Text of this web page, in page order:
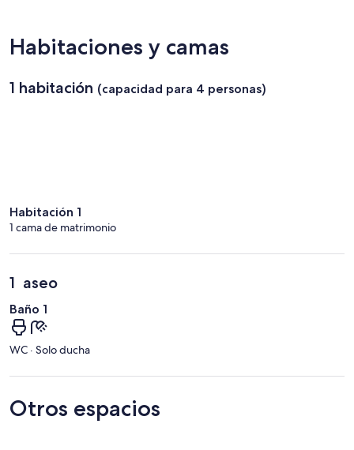
Habitaciones y camas
1 habitación (capacidad para 4 personas)
Habitación 1
1 cama de matrimonio
1 aseo
Baño 1
WC · Solo ducha
Otros espacios